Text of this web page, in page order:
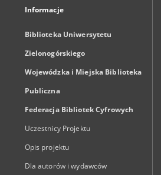
Informacje
Biblioteka Uniwersytetu
Zielonogórskiego
Wojewódzka i Miejska Biblioteka
Publiczna
Federacja Bibliotek Cyfrowych
Uczestnicy Projektu
Opis projektu
Dla autorów i wydawców